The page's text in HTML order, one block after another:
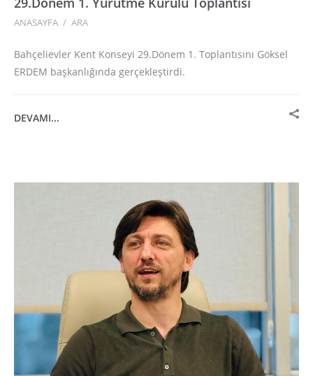
ANASAYFA / ARA
Bahçelievler Kent Konseyi 29.Dönem 1. Toplantısını Göksel
ERDEM başkanlığında gerçekleştirdi.
DEVAMI...